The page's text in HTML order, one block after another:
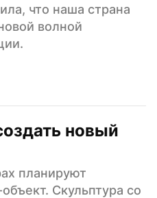
что наша страна
волной
новый
планируют
Скульптура со